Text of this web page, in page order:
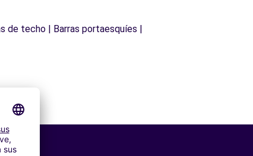
de techo | Barras portaesquíes |